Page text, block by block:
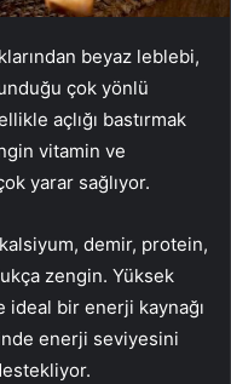
beyaz leblebi,
çok yönlü
açlığı bastırmak
vitamin ve
yarar sağlıyor.
demir, protein,
zengin. Yüksek
bir enerji kaynağı
enerji seviyesini